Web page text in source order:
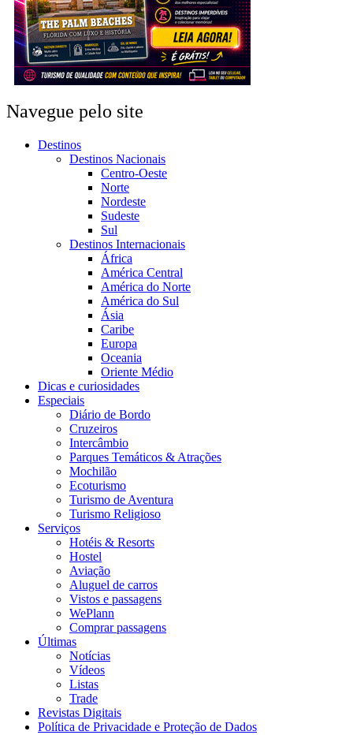
Navegue pelo site
Destinos
Destinos Nacionais
Centro-Oeste
Norte
Nordeste
Sudeste
Sul
Destinos Internacionais
África
América Central
América do Norte
América do Sul
Ásia
Caribe
Europa
Oceania
Oriente Médio
Dicas e curiosidades
Especiais
Diário de Bordo
Cruzeiros
Intercâmbio
Parques Temáticos & Atrações
Mochilão
Ecoturismo
Turismo de Aventura
Turismo Religioso
Serviços
Hotéis & Resorts
Hostel
Aviação
Aluguel de carros
Vistos e passagens
WePlann
Comprar passagens
Últimas
Notícias
Vídeos
Listas
Trade
Revistas Digitais
Política de Privacidade e Proteção de Dados